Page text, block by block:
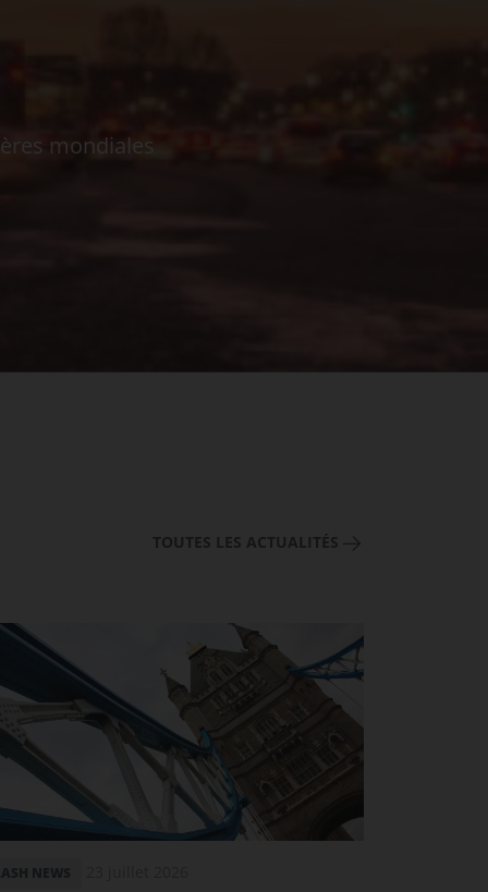
mondiales
TOUTES LES ACTUALITÉS